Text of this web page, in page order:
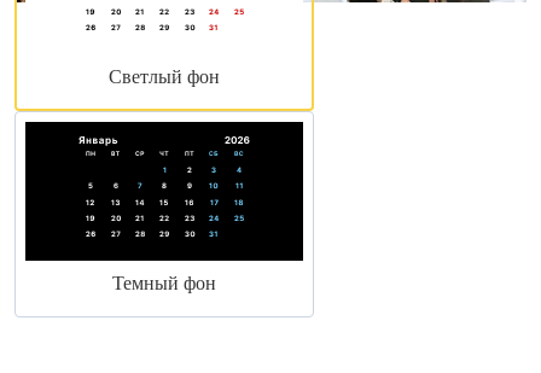
Светлый фон
Темный фон